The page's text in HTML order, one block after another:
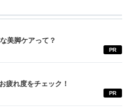
美脚ケアって？
PR
疲れ度をチェック！
PR